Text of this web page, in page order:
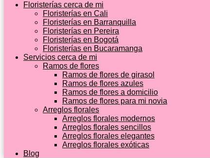
Floristerías cerca de mi
Floristerías en Cali
Floristerías en Barranquilla
Floristerías en Pereira
Floristerías en Bogotá
Floristerías en Bucaramanga
Servicios cerca de mi
Ramos de flores
Ramos de flores de girasol
Ramos de flores azules
Ramos de flores a domicilio
Ramos de flores para mi novia
Arreglos florales
Arreglos florales modernos
Arreglos florales sencillos
Arreglos florales elegantes
Arreglos florales exóticas
Blog